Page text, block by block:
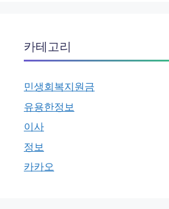
카테고리
민생회복지원금
유용한정보
이사
정보
카카오